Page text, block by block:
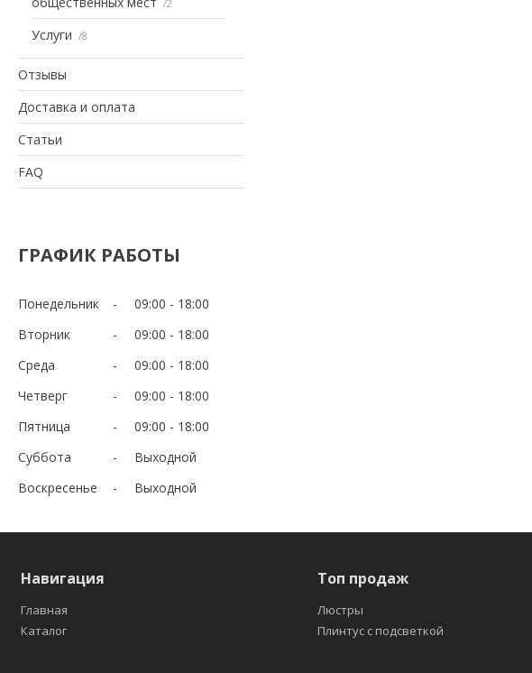
2
Услуги 8
Отзывы
Доставка и оплата
Статьи
FAQ
ГРАФИК РАБОТЫ
Понедельник 09:00
18:00
Вторник
09:00
18:00
Среда
09:00
18:00
Четверг
09:00
18:00
Пятница
09:00
18:00
Суббота
Выходной
Воскресенье
Выходной
Навигация
Главная
Каталог
Топ продаж
Люстры
Плинтус с подсветкой